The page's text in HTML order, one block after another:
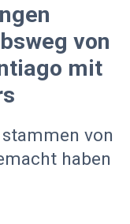
von
mit
von
haben